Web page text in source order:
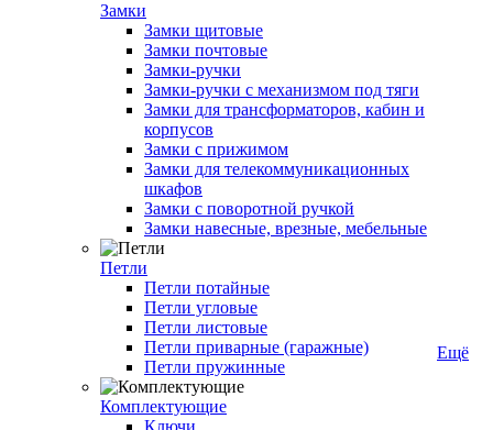
Замки
Замки щитовые
Замки почтовые
Замки-ручки
Замки-ручки с механизмом под тяги
Замки для трансформаторов, кабин и
корпусов
Замки с прижимом
Замки для телекоммуникационных
шкафов
Замки с поворотной ручкой
Замки навесные, врезные, мебельные
Петли
Петли потайные
Петли угловые
Петли листовые
Петли приварные (гаражные)
Петли пружинные
Комплектующие
Ключи
Ещё